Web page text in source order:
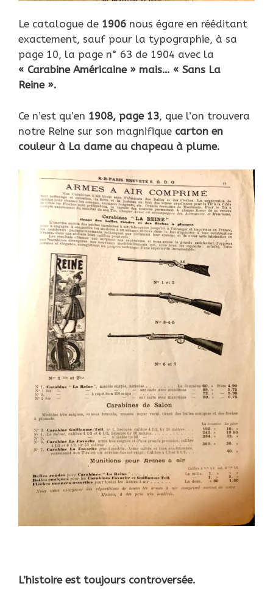
Le catalogue de 1906 nous égare en rééditant
exactement, sauf pour la typographie, à sa
page 10, la page n° 63 de 1904 avec la
« Carabine Américaine » mais… « Sans La
Reine ».
Ce n’est qu’en 1908, page 13, que l’on trouvera
notre Reine sur son magnifique carton en
couleur à La dame au chapeau à plume.
L’histoire est toujours controversée.